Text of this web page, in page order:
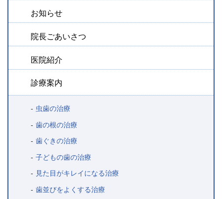
お知らせ
院長ごあいさつ
医院紹介
診療案内
虫歯の治療
歯の根の治療
歯ぐきの治療
子どもの歯の治療
見た目がキレイになる治療
歯並びをよくする治療